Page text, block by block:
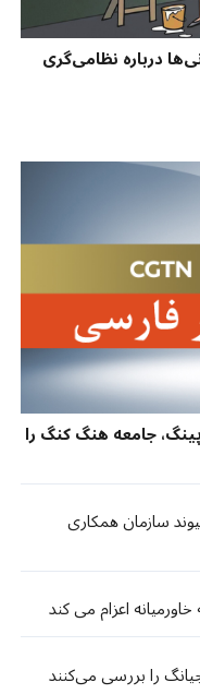
درباره نظامی‌گری
جامعه هنگ کنگ را
سازمان همکاری‌
اعزام می کند
را بررسی می‌کنند